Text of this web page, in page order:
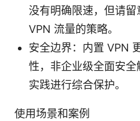
没有明确限速，但请
VPN 流量的策略。
安全边界：内置 VPN
性，非企业级全面安
实践进行综合保护。
使用场景和案例